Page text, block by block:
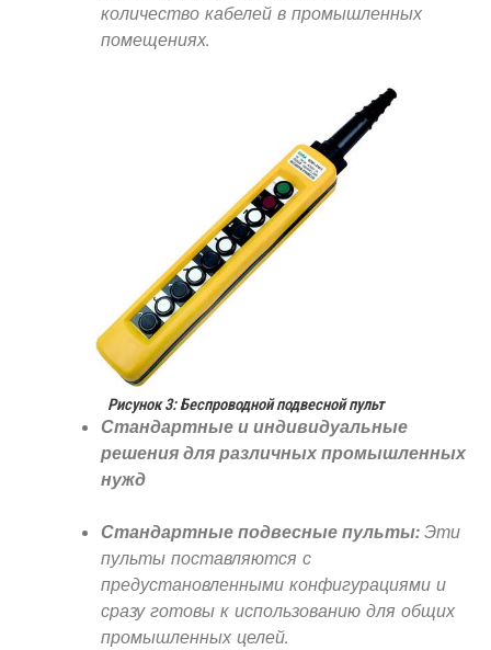
количество кабелей в промышленных
помещениях.
Рисунок 3: Беспроводной подвесной пульт
Стандартные и индивидуальные
решения для различных промышленных
нужд
Стандартные подвесные пульты:Эти
пульты поставляются с
предустановленными конфигурациями и
сразу готовы к использованию для общих
промышленных целей.